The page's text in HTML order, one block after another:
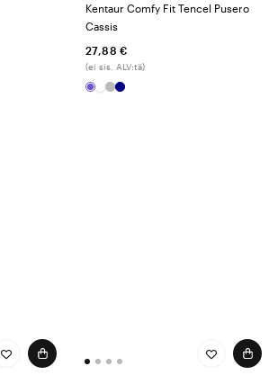
Kentaur Comfy Fit Tencel Pusero
Cassis
27,88 €
(ei sis. ALV:tä)